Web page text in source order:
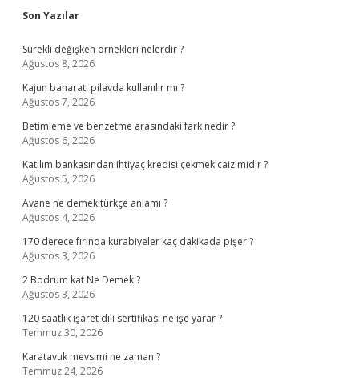
Sidebar
Son Yazılar
Sürekli değişken örnekleri nelerdir ?
Ağustos 8, 2026
Kajun baharatı pilavda kullanılır mı ?
Ağustos 7, 2026
Betimleme ve benzetme arasındaki fark nedir ?
Ağustos 6, 2026
Katılım bankasından ihtiyaç kredisi çekmek caiz midir ?
Ağustos 5, 2026
Avane ne demek türkçe anlamı ?
Ağustos 4, 2026
170 derece fırında kurabiyeler kaç dakikada pişer ?
Ağustos 3, 2026
2 Bodrum kat Ne Demek ?
Ağustos 3, 2026
120 saatlik işaret dili sertifikası ne işe yarar ?
Temmuz 30, 2026
Karatavuk mevsimi ne zaman ?
Temmuz 24, 2026